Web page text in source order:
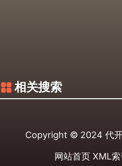
相关搜索
Copyright © 2024 代
网站首页 XML索